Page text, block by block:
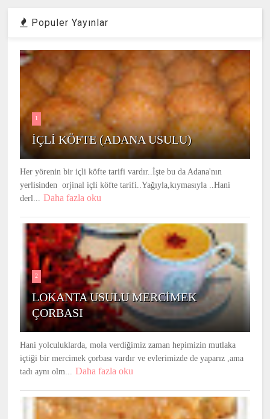
Populer Yayınlar
1
İÇLİ KÖFTE (ADANA USULU)
Her yörenin bir içli köfte tarifi vardır..İşte bu da Adana'nın
yerlisinden orjinal içli köfte tarifi..Yağıyla,kıymasıyla ..Hani
derl...
Daha fazla oku
2
LOKANTA USULU MERCİMEK
ÇORBASI
Hani yolculuklarda, mola verdiğimiz zaman hepimizin mutlaka
içtiği bir mercimek çorbası vardır ve evlerimizde de yaparız ,ama
tadı aynı olm...
Daha fazla oku